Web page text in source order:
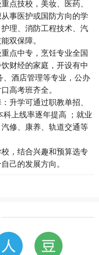
技校，美妆、医药、
事医护或国防方向的学
理、消防工程技术、汽
双保障。
点中专，烹饪专业全国
财经的家庭，开设有中
酒店管理等专业，公办
高考班齐全。
学可通过职教单招、
上线率逐年提高 ；就业
修、康养、轨道交通等
，结合兴趣和预算选专
己的发展方向。